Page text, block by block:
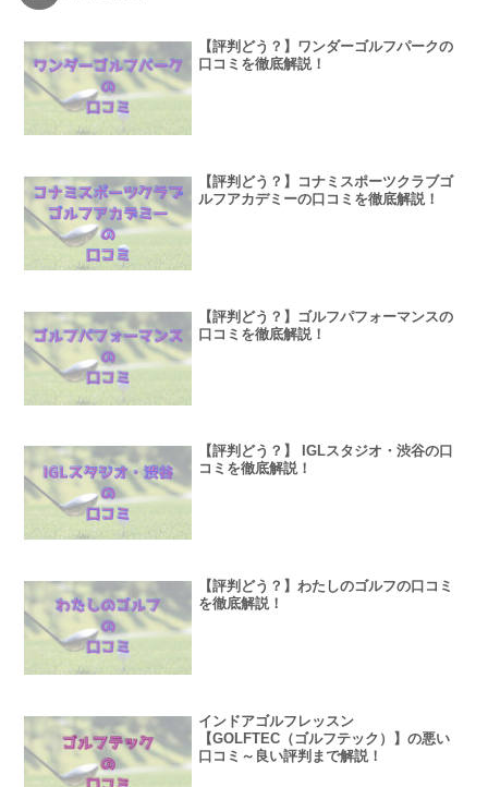
【評判どう？】ワンダーゴルフパークの
口コミを徹底解説！
【評判どう？】コナミスポーツクラブゴ
ルフアカデミーの口コミを徹底解説！
【評判どう？】ゴルフパフォーマンスの
口コミを徹底解説！
【評判どう？】 IGLスタジオ・渋谷の口
コミを徹底解説！
【評判どう？】わたしのゴルフの口コミ
を徹底解説！
インドアゴルフレッスン
【GOLFTEC（ゴルフテック）】の悪い
口コミ～良い評判まで解説！